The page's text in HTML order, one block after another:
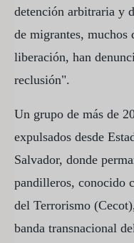
detención arbitraria y
de migrantes, muchos
liberación, han
reclusión".
Un grupo de más de
expulsados desde
Salvador, donde
pandilleros, conocido
del Terrorismo
banda transnacional